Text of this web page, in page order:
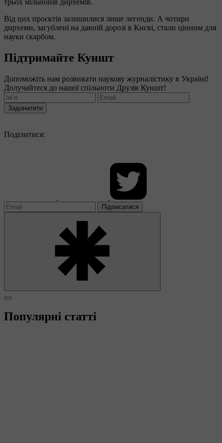
трьох мільйонів дирхемів.
Від цих проєктів залишилися лише легенди. А чотири
дирхеми, загублені на давній дорозі в Києві, стали цінним для
науки скарбом.
Підтримайте Куншт
Допоможіть нам розвивати наукову журналістику в Україні!
Долучайтеся до нашої спільноти Друзів Куншт!
Задонатити
Поділитися:
Підписатися
Популярні статті